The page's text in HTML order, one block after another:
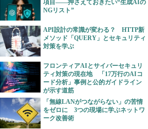
項目――押さえておきたい“生成AIの
NGリスト”
API設計の常識が変わる？ HTTP新
メソッド「QUERY」とセキュリティ
対策を学ぶ
フロンティアAIとサイバーセキュリ
ティ対策の現在地 「17万行のAIコ
ード分析」事例と公的ガイドライン
が示す道筋
「無線LANがつながらない」の苦情
をゼロに 3つの現場に学ぶネットワ
ーク改善術